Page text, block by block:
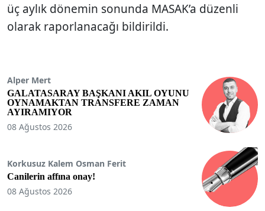
üç aylık dönemin sonunda MASAK’a düzenli
olarak raporlanacağı bildirildi.
Alper Mert
GALATASARAY BAŞKANI AKIL OYUNU
OYNAMAKTAN TRANSFERE ZAMAN
AYIRAMIYOR
08 Ağustos 2026
Korkusuz Kalem Osman Ferit
Canilerin affına onay!
08 Ağustos 2026